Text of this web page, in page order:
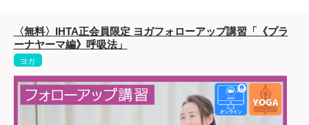
〈無料〉IHTA正会員限定 ヨガフォローアップ講習「《プラ
ーナヤーマ編》呼吸法」
ヨガ